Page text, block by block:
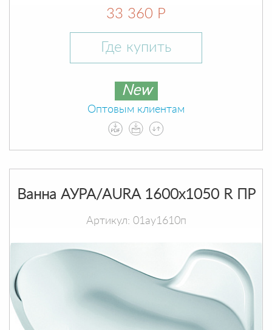
33 360 Р
Где купить
New
Оптовым клиентам
Ванна АУРА/AURA 1600х1050 R ПР
Артикул: 01ау1610п